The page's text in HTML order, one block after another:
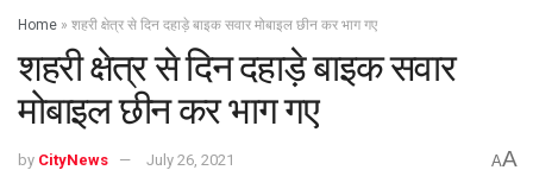
Home » शहरी क्षेत्र से दिन दहाड़े बाइक सवार मोबाइल छीन कर भाग गए
शहरी क्षेत्र से दिन दहाड़े बाइक सवार
मोबाइल छीन कर भाग गए
by CityNews July 26, 2021 AA